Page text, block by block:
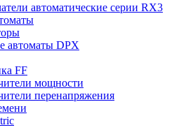
автоматические серии RX3
автоматы DPX
FF
мощности
перенапряжения